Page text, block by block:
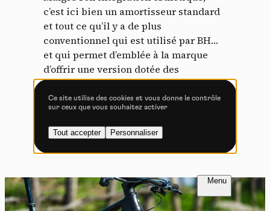
c’est ici bien un amortisseur standard
et tout ce qu’il y a de plus
conventionnel qui est utilisé par BH…
et qui permet d’emblée à la marque
d’offrir une version dotée des
suspensions électroniques Flight
Attendant de chez RockShox, mais
également une plus grande facilité en
cas de remplacement nécessaire ou de
souhait de faire évoluer cet élément.
Vidéos
Les services de partage de vidéo permettent d'enrichir
le site de contenu multimédia et augmentent sa
visibilité.
Vimeo interdit -Ce service peut déposer
Autoriser Interdire
YouTube interdit -
déposer 4 cookies.
Ce site utilise des cookies et vous donne le contrôle
sur ceux que vous souhaitez activer
Tout accepter Personnaliser